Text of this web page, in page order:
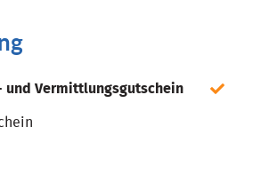
und Vermittlungsgutschein